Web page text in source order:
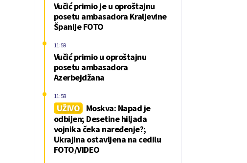
Vučić primio je u oproštajnu
posetu ambasadora Kraljevine
Španije FOTO
Vučić primio u oproštajnu
posetu ambasadora
Azerbejdžana
11:59
UŽIVO
Moskva: Napad je
odbijen; Desetine hiljada
vojnika čeka naređenje?;
Ukrajina ostavljena na cedilu
FOTO/VIDEO
11:58